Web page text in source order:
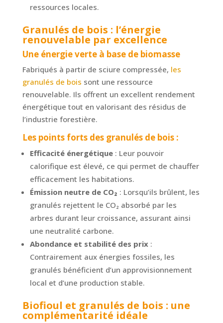
ressources locales.
Granulés de bois : l’énergie
renouvelable par excellence
Une énergie verte à base de biomasse
Fabriqués à partir de sciure compressée, les
granulés de bois sont une ressource
renouvelable. Ils offrent un excellent rendement
énergétique tout en valorisant des résidus de
l’industrie forestière.
Les points forts des granulés de bois :
Efficacité énergétique: Leur pouvoir
calorifique est élevé, ce qui permet de chauffer
efficacement les habitations.
Émission neutre de CO₂ : Lorsqu’ils brûlent, les
granulés rejettent le CO₂ absorbé par les
arbres durant leur croissance, assurant ainsi
une neutralité carbone.
Abondance et stabilité des prix:
Contrairement aux énergies fossiles, les
granulés bénéficient d’un approvisionnement
local et d’une production stable.
Biofioul et granulés de bois : une
complémentarité idéale